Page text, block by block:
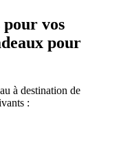
vos
pour
à destination de
: